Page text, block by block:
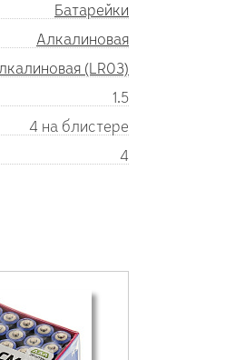
Батарейки
Алкалиновая
(LR03)
1.5
4 на блистере
4